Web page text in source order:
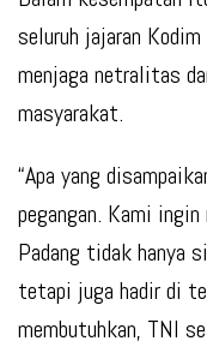
seluruh jajaran
menjaga netralitas
masyarakat.
“Apa yang
pegangan. Kami
Padang tidak hanya
tetapi juga hadir di
membutuhkan, TNI